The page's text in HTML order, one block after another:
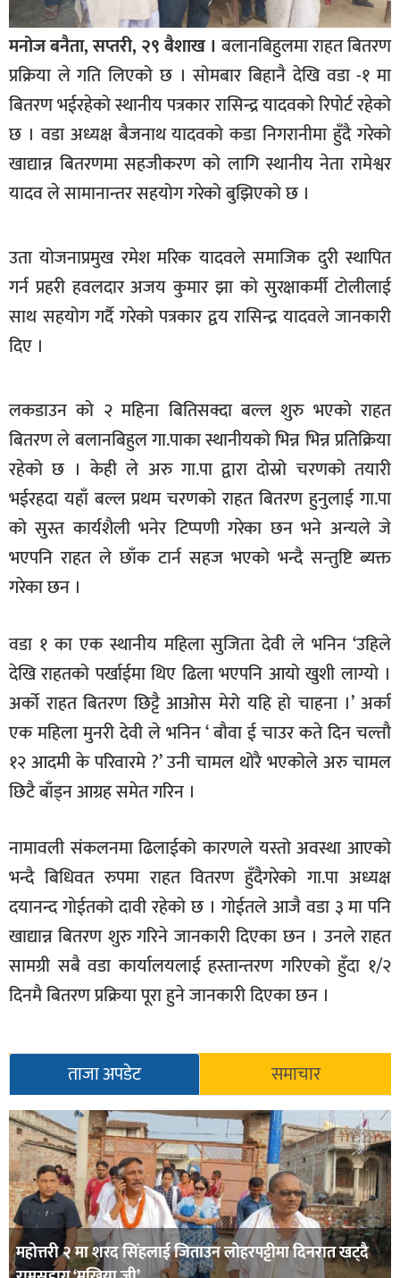
अन्तरबार्ता
अर्थ
खेलकुद
मनोरञ्जन
फोटो
/
अन्य
समाज
शिक्षा
मनोज बनैता, सप्तरी, २९ बैशाख । बलानबिहुलमा राहत बितरण
प्रक्रिया ले गति लिएको छ । सोमबार बिहानै देखि वडा -१ मा
बितरण भईरहेको स्थानीय पत्रकार रासिन्द्र यादवको रिपोर्ट रहेको
छ । वडा अध्यक्ष बैजनाथ यादवको कडा निगरानीमा हुँदै गरेको
खाद्यान्न बितरणमा सहजीकरण को लागि स्थानीय नेता रामेश्वर
यादव ले सामानान्तर सहयोग गरेको बुझिएको छ ।
उता योजनाप्रमुख रमेश मरिक यादवले समाजिक दुरी स्थापित
गर्न प्रहरी हवलदार अजय कुमार झा को सुरक्षाकर्मी टोलीलाई
साथ सहयोग गर्दै गरेको पत्रकार द्वय रासिन्द्र यादवले जानकारी
दिए ।
लकडाउन को २ महिना बितिसक्दा बल्ल शुरु भएको राहत
बितरण ले बलानबिहुल गा.पाका स्थानीयको भिन्न भिन्न प्रतिक्रिया
रहेको छ । केही ले अरु गा.पा द्वारा दोस्रो चरणको तयारी
भईरहदा यहाँ बल्ल प्रथम चरणको राहत बितरण हुनुलाई गा.पा
को सुस्त कार्यशैली भनेर टिप्पणी गरेका छन भने अन्यले जे
भएपनि राहत ले छाँक टार्न सहज भएको भन्दै सन्तुष्टि ब्यक्त
गरेका छन ।
वडा १ का एक स्थानीय महिला सुजिता देवी ले भनिन ‘उहिले
देखि राहतको पर्खाईमा थिए ढिला भएपनि आयो खुशी लाग्यो ।
अर्को राहत बितरण छिट्टै आओस मेरो यहि हो चाहना ।’ अर्का
एक महिला मुनरी देवी ले भनिन ‘ बौवा ई चाउर कते दिन चल्तौ
१२ आदमी के परिवारमे ?’ उनी चामल थोरै भएकोले अरु चामल
छिटै बाँड्न आग्रह समेत गरिन ।
नामावली संकलनमा ढिलाईको कारणले यस्तो अवस्था आएको
भन्दै बिधिवत रुपमा राहत वितरण हुँदैगरेको गा.पा अध्यक्ष
दयानन्द गोईतको दावी रहेको छ । गोईतले आजै वडा ३ मा पनि
खाद्यान्न बितरण शुरु गरिने जानकारी दिएका छन । उनले राहत
सामग्री सबै वडा कार्यालयलाई हस्तान्तरण गरिएको हुँदा १/२
दिनमै बितरण प्रक्रिया पूरा हुने जानकारी दिएका छन ।
ताजा अपडेट समाचार
महोत्तरी २ मा शरद सिंहलाई जिताउन लोहरपट्टीमा दिनरात खट्दै